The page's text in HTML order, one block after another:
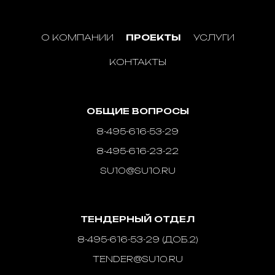
О КОМПАНИИ ПРОЕКТЫ УСЛУГИ
КОНТАКТЫ
ОБЩИЕ ВОПРОСЫ
8-495-616-53-29
8-495-616-23-22
SU10@SU10.RU
ТЕНДЕРНЫЙ ОТДЕЛ
8-495-616-53-29 (ДОБ.2)
TENDER@SU10.RU